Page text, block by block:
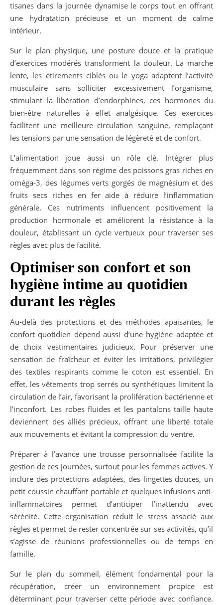
tisanes dans la journée dynamise le corps tout en offrant
une hydratation précieuse et un moment de calme
intérieur.
Sur le plan physique, une posture douce et la pratique
d’exercices modérés transforment la douleur. La marche
lente, les étirements ciblés ou le yoga adaptent l’activité
musculaire sans solliciter excessivement l’organisme,
stimulant la libération d’endorphines, ces hormones du
bien-être naturelles à effet analgésique. Ces exercices
facilitent une meilleure circulation sanguine, remplaçant
les tensions par une sensation de légèreté et de confort.
L’alimentation joue aussi un rôle clé. Intégrer plus
fréquemment dans son régime des poissons gras riches en
oméga-3, des légumes verts gorgés de magnésium et des
fruits secs riches en fer aide à réduire l’inflammation
générale. Ces nutriments influencent positivement la
production hormonale et améliorent la résistance à la
douleur, établissant un cycle vertueux pour traverser ses
règles avec plus de facilité.
Optimiser son confort et son
hygiène intime au quotidien
durant les règles
Au-delà des protections et des méthodes apaisantes, le
confort quotidien dépend aussi d’une hygiène adaptée et
de choix vestimentaires judicieux. Pour préserver une
sensation de fraîcheur et éviter les irritations, privilégier
des textiles respirants comme le coton est essentiel. En
effet, les vêtements trop serrés ou synthétiques limitent la
circulation de l’air, favorisant la prolifération bactérienne et
l’inconfort. Les robes fluides et les pantalons taille haute
deviennent des alliés précieux, offrant une liberté totale
aux mouvements et évitant la compression du ventre.
Préparer à l’avance une trousse personnalisée facilite la
gestion de ces journées, surtout pour les femmes actives. Y
inclure des protections adaptées, des lingettes douces, un
petit coussin chauffant portable et quelques infusions anti-
inflammatoires permet d’anticiper l’inattendu avec
sérénité. Cette organisation réduit le stress associé aux
règles et permet de rester concentrée sur ses activités, qu’il
s’agisse de réunions professionnelles ou de temps en
famille.
Sur le plan du sommeil, élément fondamental pour la
récupération, créer un environnement propice est
déterminant pour traverser cette période avec confiance.